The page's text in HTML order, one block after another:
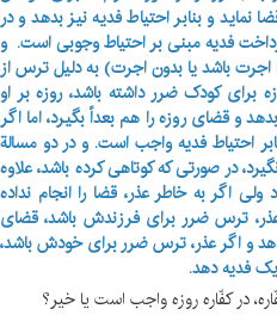
نماید و بنابر احتیاط فدیه نیز بدهد و در
فدیه مبنی بر احتیاط وجوبی است. و
اجرت باشد یا بدون اجرت) به دلیل ترس از
کودک ضرر داشته باشد، روزه بر او
و قضای روزه را هم بعداً بگیرد، اما اگر
احتیاط فدیه واجب است. و در دو مسالة
در صورتی که کوتاهی کرده باشد، علاوه
اگر به خاطر عذر، قضا را انجام نداده
عذر، ترس ضرر برای فرزندش باشد، قضای
دهد و اگر عذر، ترس ضرر برای خودش باشد،
فدیه دهد.